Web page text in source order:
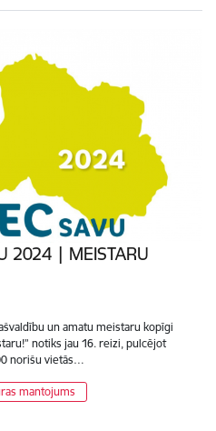
2024 | MEISTARU
un amatu meistaru kopīgi
notiks jau 16. reizi, pulcējot
norišu vietās…
mantojums